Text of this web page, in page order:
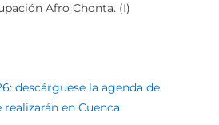
Afro Chonta. (I)
descárguese la agenda de
en Cuenca